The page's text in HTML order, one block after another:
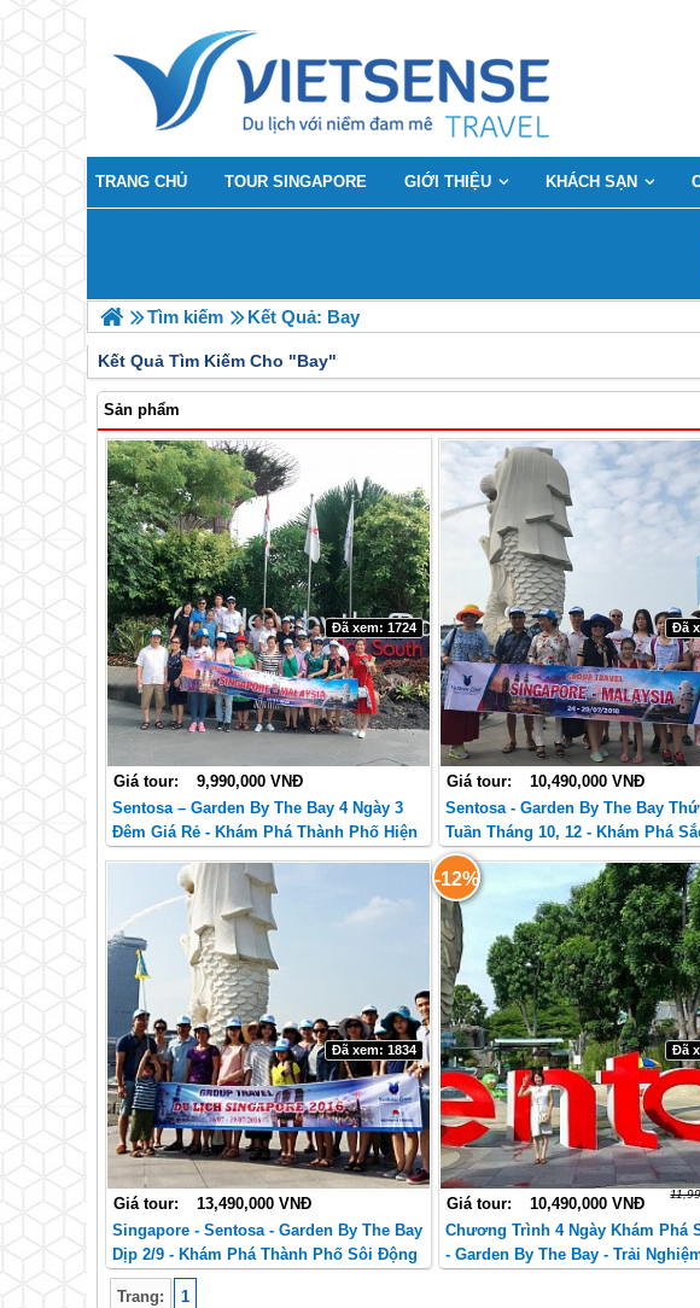
TRANG CHỦ TOUR SINGAPORE GIỚI THIỆU KHÁCH SẠN
Tìm kiếm Kết Quả: Bay
Kết Quả Tìm Kiếm Cho "Bay"
Sản phẩm
Giá tour: 9,990,000 VNĐ
Đã xem: 1724
Sentosa – Garden By The Bay 4 Ngày 3
Đêm Giá Rẻ - Khám Phá Thành Phố Hiện
Giá tour: 10,490,000 VNĐ
Đã
Sentosa - Garden By The Bay
Tuần Tháng 10, 12 - Khám Phá
Mùa Thu Và Điểm Đến Hấp Dẫn.
Giá tour: 13,490,000 VNĐ
Đã xem: 1834
Singapore - Sentosa - Garden By The Bay
Dịp 2/9 - Khám Phá Thành Phố Sôi Động
Và Trải Nghiệm Lễ Hội Đặc Sắc.
-12%
Giá tour: 10,490,000 VNĐ
Đã
Chương Trình 4 Ngày Khám Phá
- Garden By The Bay - Trải
Trang:
1